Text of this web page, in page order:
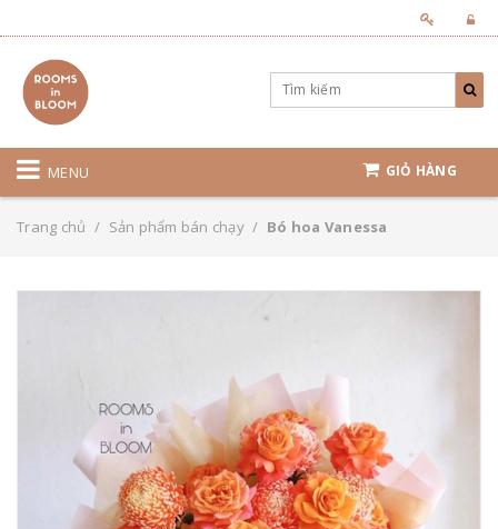
MENU GIỎ HÀNG
Trang chủ / Sản phẩm bán chạy / Bó hoa Vanessa